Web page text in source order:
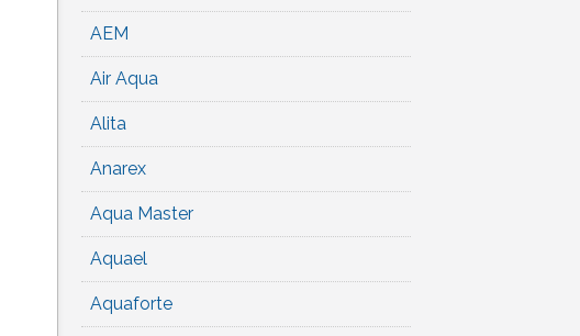
AEM
Air Aqua
Alita
Anarex
Aqua Master
Aquael
Aquaforte